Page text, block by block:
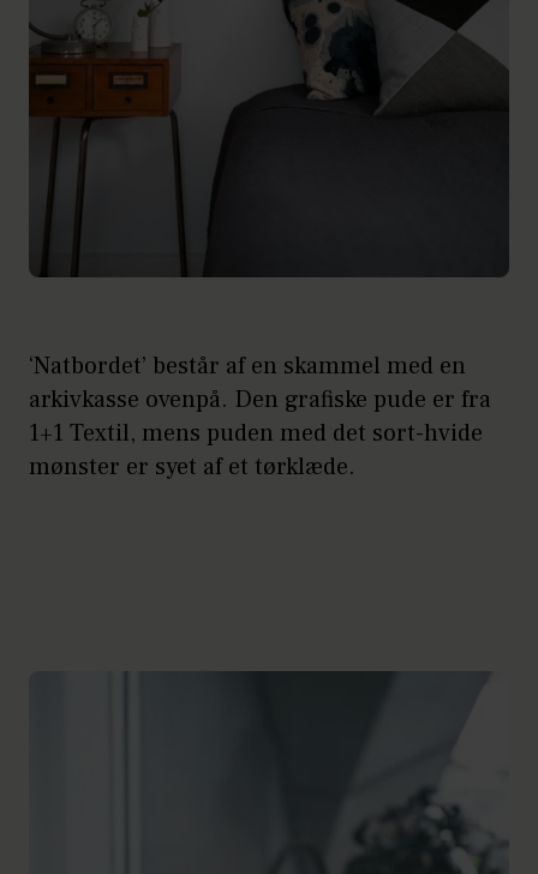
‘Natbordet’ består af en skammel med en
arkivkasse ovenpå. Den grafiske pude er fra
1+1 Textil, mens puden med det sort-hvide
mønster er syet af et tørklæde.